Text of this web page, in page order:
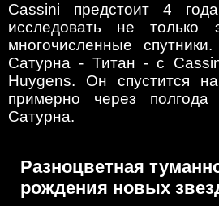
Cassini предстоит 4
исследовать не
многочисленные
Сатурна - Титан - с
Huygens. Он спустится
примерно через
Сатурна.
Разноцветная
рождения новых